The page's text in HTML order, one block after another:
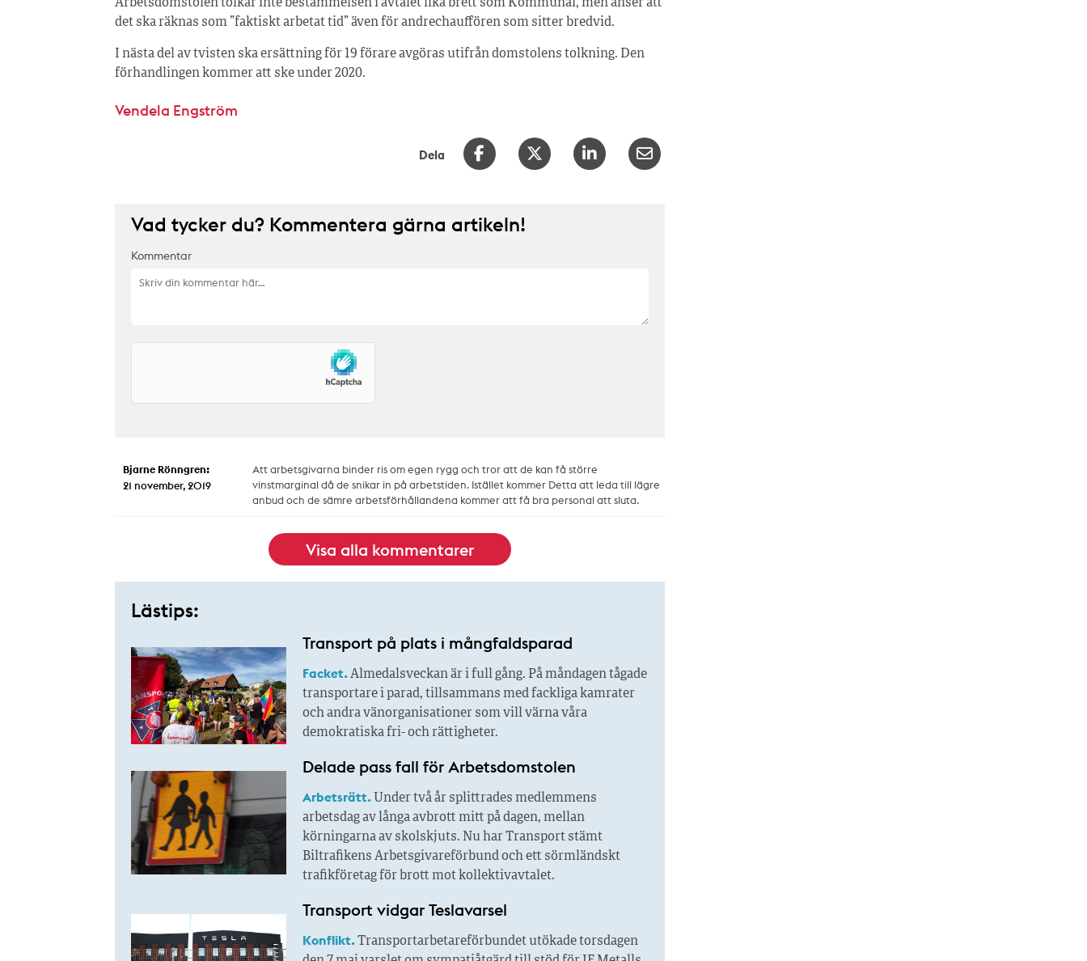
Arbetsdomstolen tolkar inte bestämmelsen i avtalet lika brett som Kommunal, men anser att
det ska räknas som ”faktiskt arbetat tid” även för andrechauffören som sitter bredvid.
I nästa del av tvisten ska ersättning för 19 förare avgöras utifrån domstolens tolkning. Den
förhandlingen kommer att ske under 2020.
Vendela Engström
Dela
Vad tycker du? Kommentera gärna artikeln!
Kommentar
Bjarne Rönngren:
21 november, 2019
Att arbetsgivarna binder ris om egen rygg och tror att de kan få större
vinstmarginal då de snikar in på arbetstiden. Istället kommer Detta att leda till lägre
anbud och de sämre arbetsförhållandena kommer att få bra personal att sluta.
Visa alla kommentarer
Lästips:
Transport på plats i mångfaldsparad
Facket.Almedalsveckan är i full gång. På måndagen tågade
transportare i parad, tillsammans med fackliga kamrater
och andra vänorganisationer som vill värna våra
demokratiska fri- och rättigheter.
Delade pass fall för Arbetsdomstolen
Arbetsrätt.Under två år splittrades medlemmens
arbetsdag av långa avbrott mitt på dagen, mellan
körningarna av skolskjuts. Nu har Transport stämt
Biltrafikens Arbetsgivareförbund och ett sörmländskt
trafikföretag för brott mot kollektivavtalet.
Transport vidgar Teslavarsel
Konflikt.Transportarbetareförbundet utökade torsdagen